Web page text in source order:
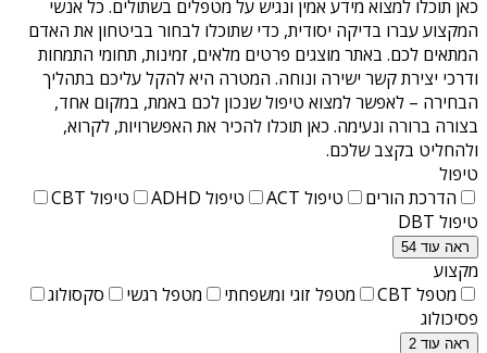
כאן תוכלו למצוא מידע אמין ונגיש על מטפלים בשתולים. כל אנשי
המקצוע עברו בדיקה יסודית, כדי שתוכלו לבחור בביטחון את האדם
המתאים לכם. באתר מוצגים פרטים מלאים, זמינות, תחומי התמחות
ודרכי יצירת קשר ישירה ונוחה. המטרה היא להקל עליכם בתהליך
הבחירה – לאפשר למצוא טיפול שנכון לכם באמת, במקום אחד,
בצורה ברורה ונעימה. כאן תוכלו להכיר את האפשרויות, לקרוא,
ולהחליט בקצב שלכם.
טיפול
הדרכת הורים
טיפול ACT טיפול ADHD
טיפול CBT
טיפול DBT
ראה עוד 54
מקצוע
מטפל CBT
מטפל זוגי ומשפחתי מטפל רגשי
סקסולוג
פסיכולוג
ראה עוד 2